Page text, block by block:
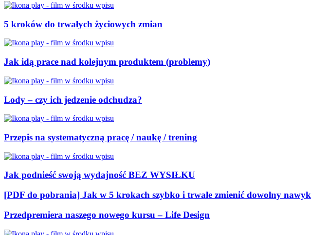
5 kroków do trwałych życiowych zmian
Jak idą prace nad kolejnym produktem (problemy)
Lody – czy ich jedzenie odchudza?
Przepis na systematyczną pracę / naukę / trening
Jak podnieść swoją wydajność BEZ WYSIŁKU
[PDF do pobrania] Jak w 5 krokach szybko i trwale zmienić dowolny nawyk
Przedpremiera naszego nowego kursu – Life Design